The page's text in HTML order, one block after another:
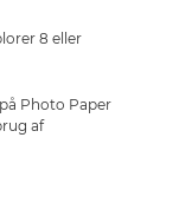
8 eller
Photo Paper
af